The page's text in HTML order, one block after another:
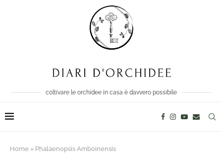
coltivare le orchidee in casa è davvero possibile
Home » Phalaenopsis Amboinensis